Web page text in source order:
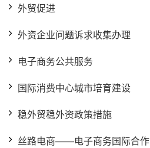
外贸促进
外资企业问题诉求收集办理
电子商务公共服务
国际消费中心城市培育建设
稳外贸稳外资政策措施
丝路电商——电子商务国际合作